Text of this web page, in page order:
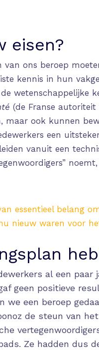
eisen?
van ons beroep
kennis in hun
wetenschappelijke
(de Franse
maar ook kunnen
een
vanuit een
essentieel belang
nieuw waren voor
al een
geen positieve
we een beroep
de steun van
Ze hadden dus